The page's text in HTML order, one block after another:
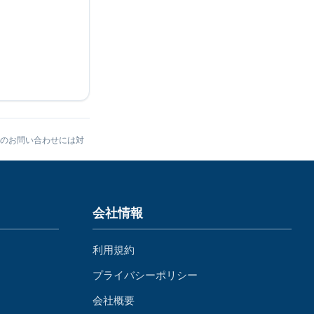
お問い合わせには対
会社情報
利用規約
プライバシーポリシー
会社概要